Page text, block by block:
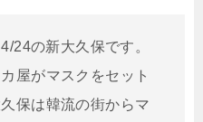
の新大久保です。
屋がマスクをセット
保は韓流の街からマ